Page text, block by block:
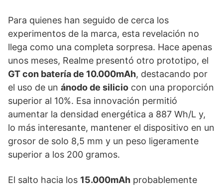
Para quienes han seguido de cerca los
experimentos de la marca, esta revelación no
llega como una completa sorpresa. Hace apenas
unos meses, Realme presentó otro prototipo, el
GT con batería de 10.000mAh, destacando por
el uso de un ánodo de silicio con una proporción
superior al 10%. Esa innovación permitió
aumentar la densidad energética a 887 Wh/L y,
lo más interesante, mantener el dispositivo en un
grosor de solo 8,5 mm y un peso ligeramente
superior a los 200 gramos.
El salto hacia los 15.000mAh probablemente